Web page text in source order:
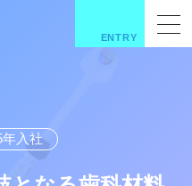
ENTRY
年入社